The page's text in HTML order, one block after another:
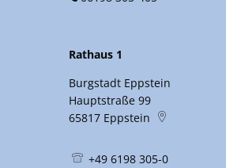
Rathaus 1
Burgstadt Eppstein
Hauptstraße 99
65817 Eppstein
+49 6198 305-0